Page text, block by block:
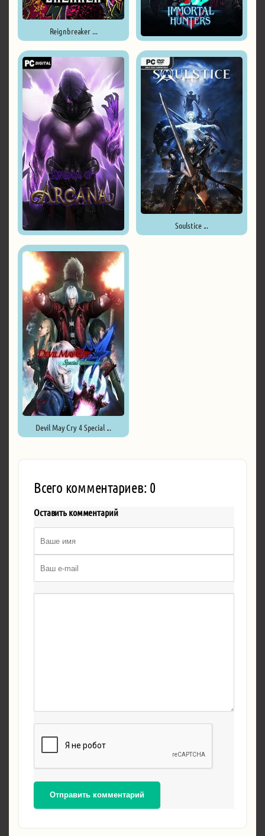
Reignbreaker ...
Soulstice ...
Devil May Cry 4 Special ...
Всего комментариев: 0
Оставить комментарий
Отправить комментарий